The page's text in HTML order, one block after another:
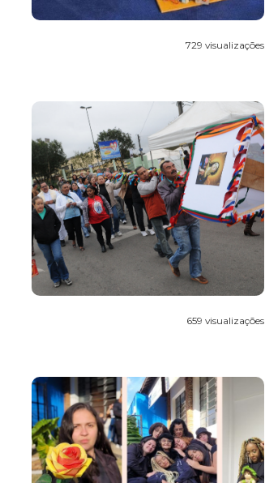
729 visualizações
659 visualizações